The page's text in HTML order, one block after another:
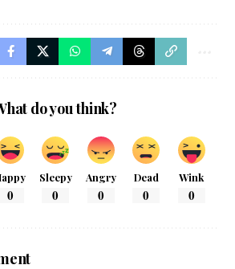
do you think?
0
Sleepy
0
Angry
0
Dead
0
Wink
0